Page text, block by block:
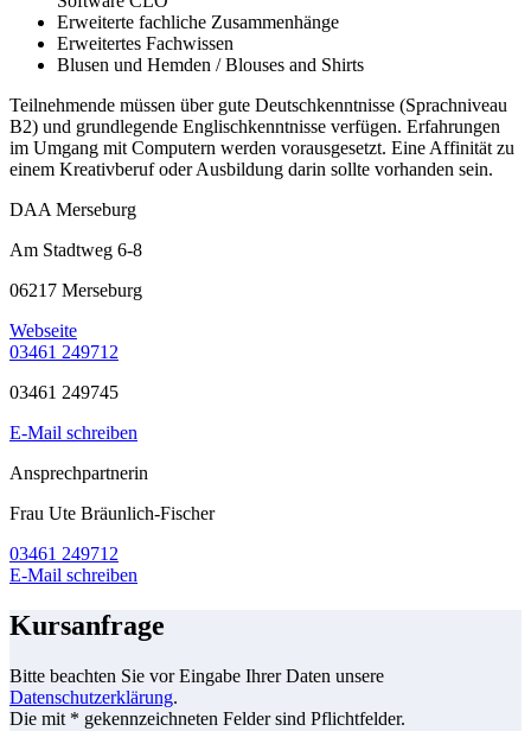
Erweiterte fachliche Zusammenhänge
Erweitertes Fachwissen
Blusen und Hemden / Blouses and Shirts
Teilnehmende müssen über gute Deutschkenntnisse (Sprachniveau
B2) und grundlegende Englischkenntnisse verfügen. Erfahrungen
im Umgang mit Computern werden vorausgesetzt. Eine Affinität zu
einem Kreativberuf oder Ausbildung darin sollte vorhanden sein.
DAA Merseburg
Am Stadtweg 6-8
06217 Merseburg
Webseite
03461 249712
03461 249745
E-Mail schreiben
Ansprechpartnerin
Frau Ute Bräunlich-Fischer
03461 249712
E-Mail schreiben
Kursanfrage
Bitte beachten Sie vor Eingabe Ihrer Daten unsere
Datenschutzerklärung.
Die mit * gekennzeichneten Felder sind Pflichtfelder.